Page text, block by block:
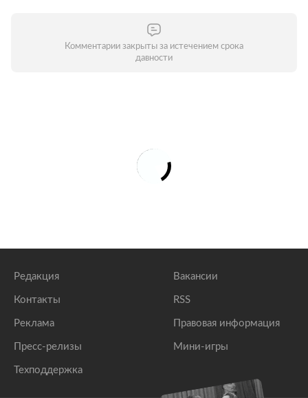
Комментарии закрыты за истечением срока
давности
Редакция
Контакты
Реклама
Пресс-релизы
Техподдержка
Вакансии
RSS
Правовая информация
Мини-игры